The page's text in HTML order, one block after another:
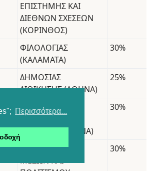
Περισσότερα...
ΕΠΙΣΤΗΜΗΣ ΚΑΙ
ΔΙΕΘΝΩΝ ΣΧΕΣΕΩΝ
(ΚΟΡΙΝΘΟΣ)
ΦΙΛΟΛΟΓΙΑΣ
(ΚΑΛΑΜΑΤΑ)
30%
ΔΗΜΟΣΙΑΣ
ΔΙΟΙΚΗΣΗΣ (ΑΘΗΝΑ)
25%
ΔΙΕΘΝΩΝ ΚΑΙ
ΕΥΡΩΠΑΪΚΩΝ
ΣΠΟΥΔΩΝ (ΑΘΗΝΑ)
30%
ΕΠΙΚΟΙΝΩΝΙΑΣ,
ΜΕΣΩΝ ΚΑΙ
30%